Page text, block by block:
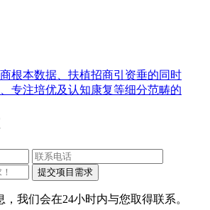
根本数据、扶植招商引资垂的同时
专注培优及认知康复等细分范畴的
我们会在24小时内与您取得联系。